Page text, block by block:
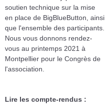
soutien technique sur la mise
en place de BigBlueButton, ainsi
que l'ensemble des participants.
Nous vous donnons rendez-
vous au printemps 2021 à
Montpellier pour le Congrès de
l'association.
Lire les compte-rendus :